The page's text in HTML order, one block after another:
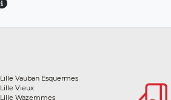
Lille Vauban Esquermes
Lille Vieux
Lille Wazemmes